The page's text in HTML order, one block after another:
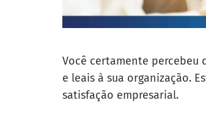
Você certamente percebeu
e leais à sua organização.
satisfação empresarial.